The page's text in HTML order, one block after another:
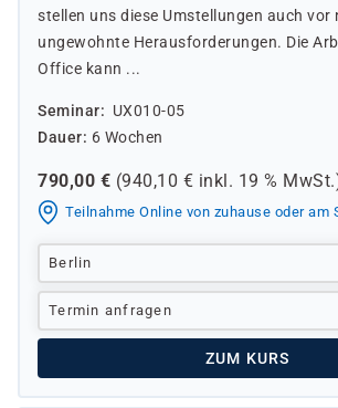
stellen uns diese Umstellungen auch vor
ungewohnte Herausforderungen. Die
Office kann ...
Seminar
UX010-05
Dauer
6 Wochen
790,00 € (940,10 € inkl. 19 %
Teilnahme Online von zuhause oder am
Berlin
Termin anfragen
ZUM KURS